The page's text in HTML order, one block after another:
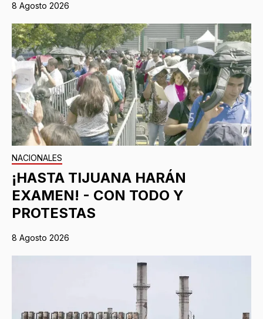
8 Agosto 2026
NACIONALES
¡HASTA TIJUANA HARÁN
EXAMEN! - CON TODO Y
PROTESTAS
8 Agosto 2026